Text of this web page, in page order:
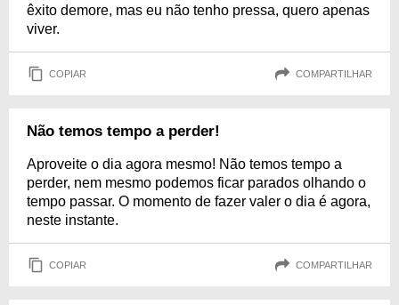
êxito demore, mas eu não tenho pressa, quero apenas
viver.
COPIAR COMPARTILHAR
Não temos tempo a perder!
Aproveite o dia agora mesmo! Não temos tempo a
perder, nem mesmo podemos ficar parados olhando o
tempo passar. O momento de fazer valer o dia é agora,
neste instante.
COPIAR COMPARTILHAR